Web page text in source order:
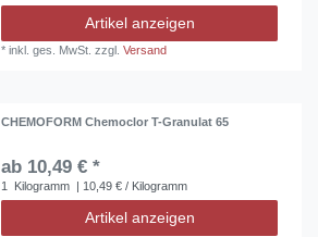
Artikel anzeigen
*inkl. ges. MwSt. zzgl.Versand
CHEMOFORM Chemoclor T-Granulat 65
ab 10,49 € *
1 Kilogramm | 10,49 € / Kilogramm
Artikel anzeigen